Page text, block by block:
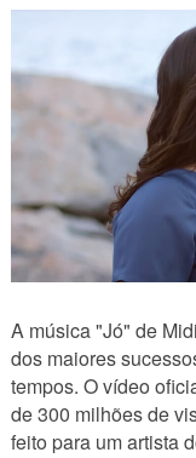
A música "Jó" de
dos maiores
tempos. O vídeo
de 300 milhões de
feito para um artista